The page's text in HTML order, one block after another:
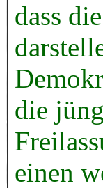
dass
die
einen